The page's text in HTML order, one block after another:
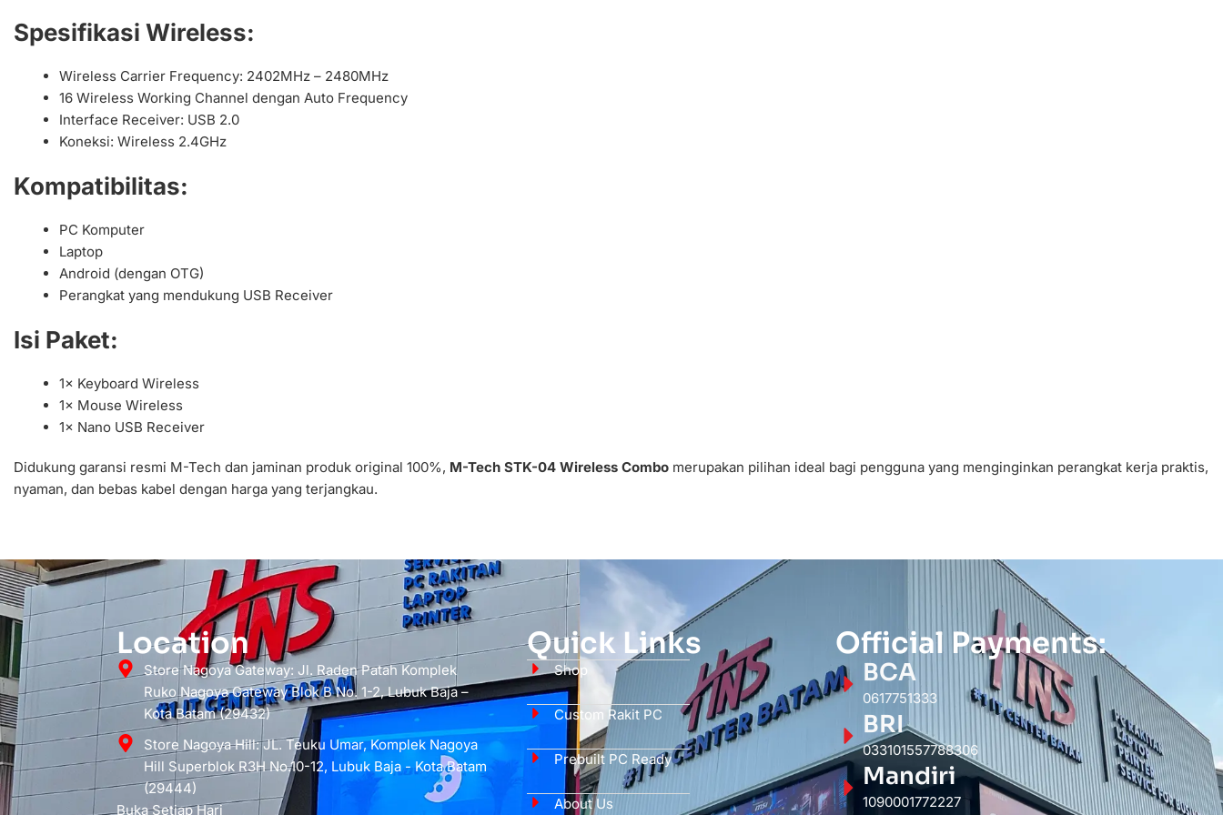
Spesifikasi Wireless:
Wireless Carrier Frequency: 2402MHz – 2480MHz
16 Wireless Working Channel dengan Auto Frequency
Interface Receiver: USB 2.0
Koneksi: Wireless 2.4GHz
Kompatibilitas:
PC Komputer
Laptop
Android (dengan OTG)
Perangkat yang mendukung USB Receiver
Isi Paket:
1× Keyboard Wireless
1× Mouse Wireless
1× Nano USB Receiver
Didukung garansi resmi M-Tech dan jaminan produk original 100%, M-Tech STK-04 Wireless Combo merupakan pilihan ideal bagi pengguna yang menginginkan perangkat kerja praktis,
nyaman, dan bebas kabel dengan harga yang terjangkau.
Location
Store Nagoya Gateway: Jl. Raden Patah Komplek
Ruko Nagoya Gateway Blok B No. 1-2, Lubuk Baja –
Kota Batam (29432)
Store Nagoya Hill: JL. Teuku Umar, Komplek Nagoya
Hill Superblok R3H No.10-12, Lubuk Baja - Kota Batam
(29444)
Buka Setiap Hari
Quick Links
Shop
Custom Rakit PC
Prebuilt PC Ready
About Us
Official Payments:
BCA
0617751333
BRI
033101557788306
Mandiri
1090001772227